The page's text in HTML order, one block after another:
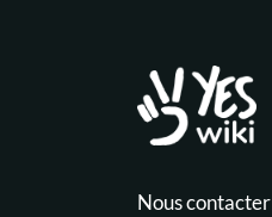
Nous contacter